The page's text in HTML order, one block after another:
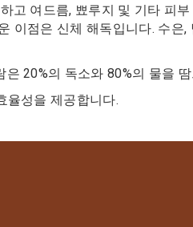
고 여드름, 뾰루지 및 기타 피
이점은 신체 해독입니다. 수은,
20%의 독소와 80%의 물을
율성을 제공합니다.